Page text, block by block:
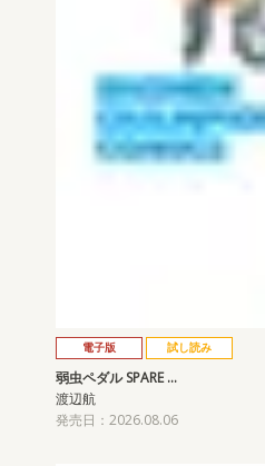
電子版 試し読み
弱虫ペダル SPARE …
渡辺航
発売日：2026.08.06